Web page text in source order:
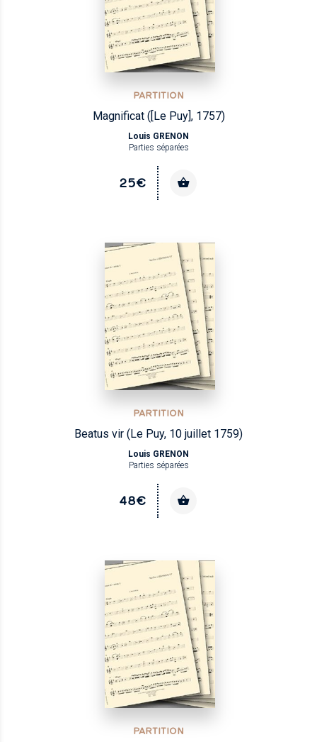
PARTITION
Magnificat ([Le Puy], 1757)
Louis GRENON
Parties séparées
25€
PARTITION
Beatus vir (Le Puy, 10 juillet 1759)
Louis GRENON
Parties séparées
48€
PARTITION